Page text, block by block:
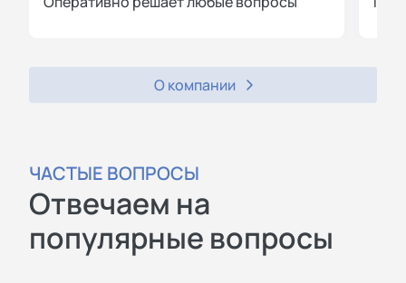
О компании
ЧАСТЫЕ ВОПРОСЫ
Отвечаем на
популярные вопросы